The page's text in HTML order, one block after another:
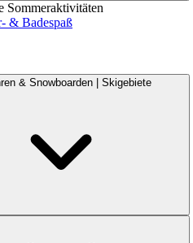
Sommeraktivitäten
& Badespaß
& Snowboarden | Skigebiete